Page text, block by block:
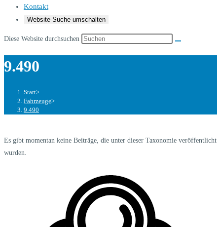
Kontakt
Website-Suche umschalten
Diese Website durchsuchen
9.490
Start>
Fahrzeuge>
9.490
Es gibt momentan keine Beiträge, die unter dieser Taxonomie veröffentlicht
wurden.